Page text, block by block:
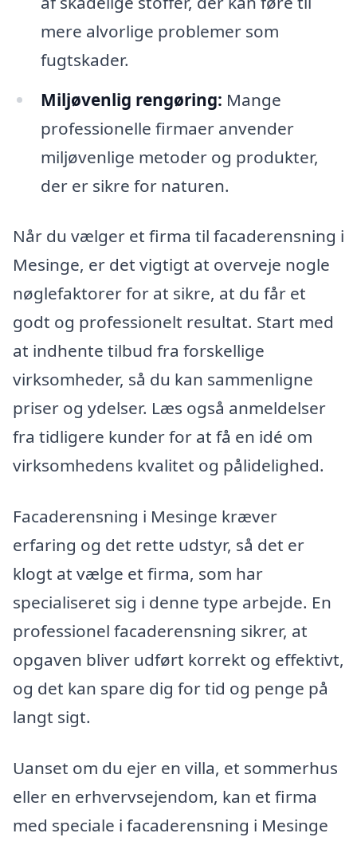
mere alvorlige problemer som
fugtskader.
Miljøvenlig rengøring: Mange
professionelle firmaer anvender
miljøvenlige metoder og produkter,
der er sikre for naturen.
Når du vælger et firma til facaderensning i
Mesinge, er det vigtigt at overveje nogle
nøglefaktorer for at sikre, at du får et
godt og professionelt resultat. Start med
at indhente tilbud fra forskellige
virksomheder, så du kan sammenligne
priser og ydelser. Læs også anmeldelser
fra tidligere kunder for at få en idé om
virksomhedens kvalitet og pålidelighed.
Facaderensning i Mesinge kræver
erfaring og det rette udstyr, så det er
klogt at vælge et firma, som har
specialiseret sig i denne type arbejde. En
professionel facaderensning sikrer, at
opgaven bliver udført korrekt og effektivt,
og det kan spare dig for tid og penge på
langt sigt.
Uanset om du ejer en villa, et sommerhus
eller en erhvervsejendom, kan et firma
med speciale i facaderensning i Mesinge